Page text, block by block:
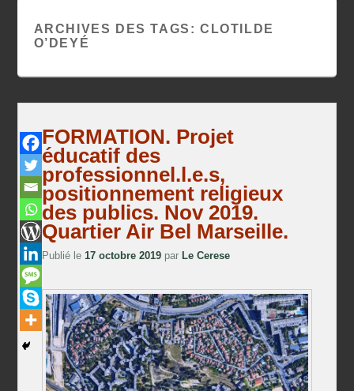
ARCHIVES DES TAGS: CLOTILDE
O’DEYÉ
FORMATION. Projet
éducatif des
professionnel.l.e.s,
positionnement religieux
des publics. Nov 2019.
Quartier Air Bel Marseille.
Publié le 17 octobre 2019 par Le Cerese